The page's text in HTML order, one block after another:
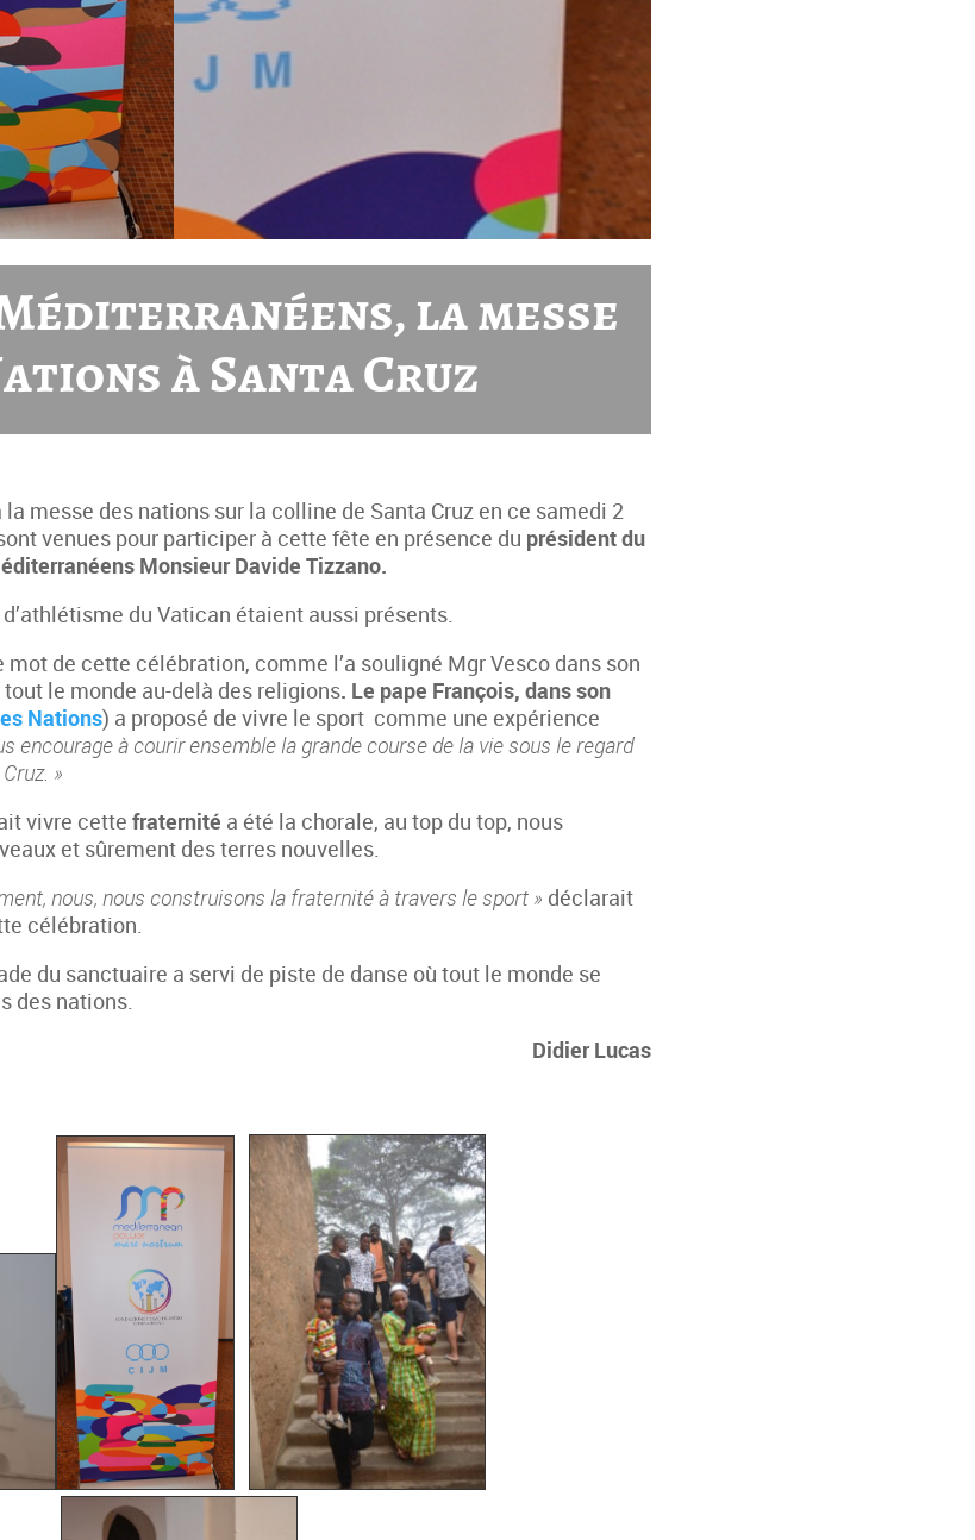
la messe
à Santa Cruz
messe des nations sur la colline de Santa Cruz en ce samedi 2
venues pour participer à cette fête en présence du président du
Monsieur Davide Tizzano.
du Vatican étaient aussi présents.
de cette célébration, comme l’a souligné Mgr Vesco dans son
le monde au-delà des religions. Le pape François, dans son
Nations) a proposé de vivre le sport comme une expérience
encourage à courir ensemble la grande course de la vie sous le regard
»
vivre cette fraternité a été la chorale, au top du top, nous
et sûrement des terres nouvelles.
nous, nous construisons la fraternité à travers le sport » déclarait
célébration.
du sanctuaire a servi de piste de danse où tout le monde se
des nations.
Didier Lucas